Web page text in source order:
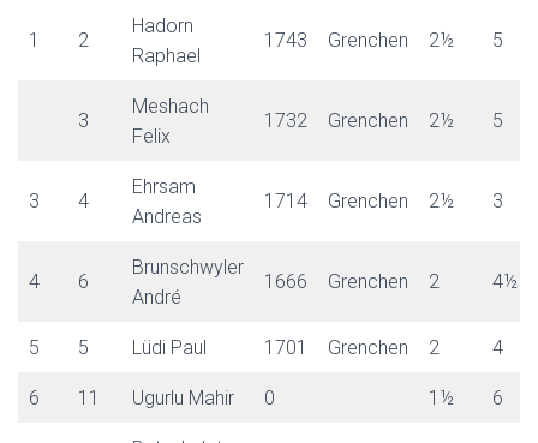
1 2
Hadorn
Raphael
1743 Grenchen 2½ 5
3
Meshach
Felix
1732 Grenchen 2½ 5
3 4
Ehrsam
Andreas
1714 Grenchen 2½ 3
4 6
Brunschwyler
André
1666 Grenchen 2 4½
5 5 Lüdi Paul 1701 Grenchen 2 4
6 11 Ugurlu Mahir 0 1½ 6